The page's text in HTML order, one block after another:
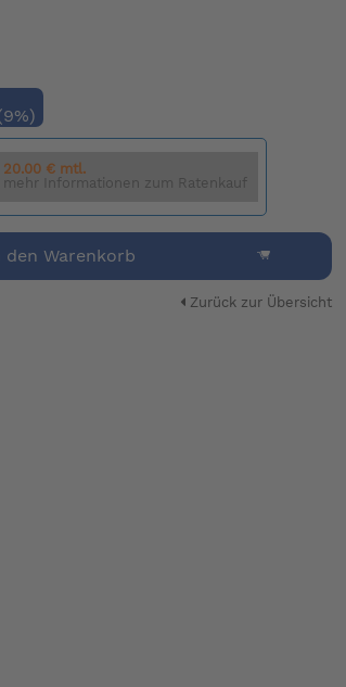
20.00 € mtl.
mehr Informationen zum Ratenkauf
den Warenkorb
Zurück zur Übersicht